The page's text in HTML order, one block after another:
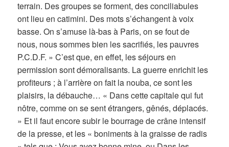
terrain. Des groupes se forment, des conciliabules
ont lieu en catimini. Des mots s’échangent à voix
basse. On s’amuse là-bas à Paris, on se fout de
nous, nous sommes bien les sacrifiés, les pauvres
P.C.D.F. » C’est que, en effet, les séjours en
permission sont démoralisants. La guerre enrichit les
profiteurs ; à l’arrière on fait la nouba, ce sont les
plaisirs, la débauche… « Dans cette capitale qui fut
nôtre, comme on se sent étrangers, gênés, déplacés.
» Et il faut encore subir le bourrage de crâne intensif
de la presse, et les « boniments à la graisse de radis